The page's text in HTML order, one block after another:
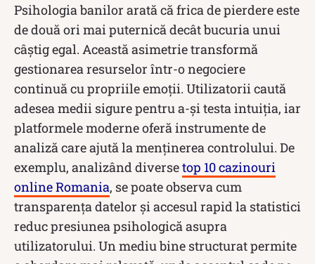
Psihologia banilor arată că frica de pierdere este
de două ori mai puternică decât bucuria unui
câștig egal. Această asimetrie transformă
gestionarea resurselor într-o negociere
continuă cu propriile emoții. Utilizatorii caută
adesea medii sigure pentru a-și testa intuiția, iar
platformele moderne oferă instrumente de
analiză care ajută la menținerea controlului. De
exemplu, analizând diversetop 10 cazinouri
online Romania, se poate observa cum
transparența datelor și accesul rapid la statistici
reduc presiunea psihologică asupra
utilizatorului. Un mediu bine structurat permite